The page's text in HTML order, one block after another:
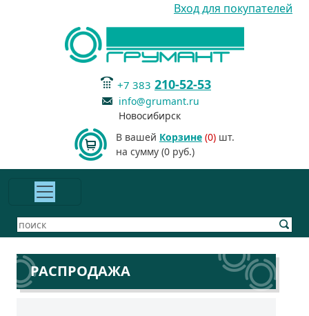
Вход для покупателей
+7 383 210-52-53
info@grumant.ru
Новосибирск
В вашей Корзине (0) шт.
на сумму (0 руб.)
РАСПРОДАЖА